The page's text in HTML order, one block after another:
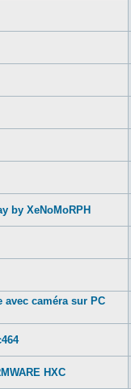
by XeNoMoRPH
caméra sur PC
HXC